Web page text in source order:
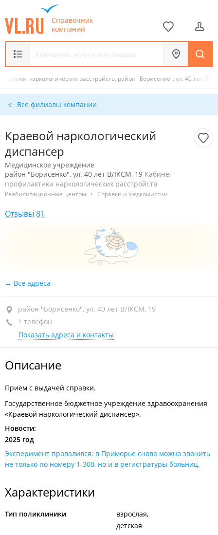
Справочник
компаний
наркологических расстройств, район "Борисенко", ул. 40 лет
Все филиалы компании
Краевой наркологический
диспансер
Медицинское учреждение
район "Борисенко", ул. 40 лет ВЛКСМ, 19 Кабинет
профилактики наркологических расстройств
Реабилитационные центры • Справки и медкомиссии
Отзывы 81
Все адреса
район "Борисенко", ул. 40 лет ВЛКСМ, 19
1 телефон
Показать адреса и контакты
Описание
Приём с выдачей справки.
Государственное бюджетное учреждение здравоохранения
«Краевой наркологический диспансер».
Новости:
2025 год
Эксперимент провалился: в Приморье снова можно звонить
не только по номеру 1-300, но и в регистратуры больниц.
Характеристики
Тип поликлиники
взрослая
детская